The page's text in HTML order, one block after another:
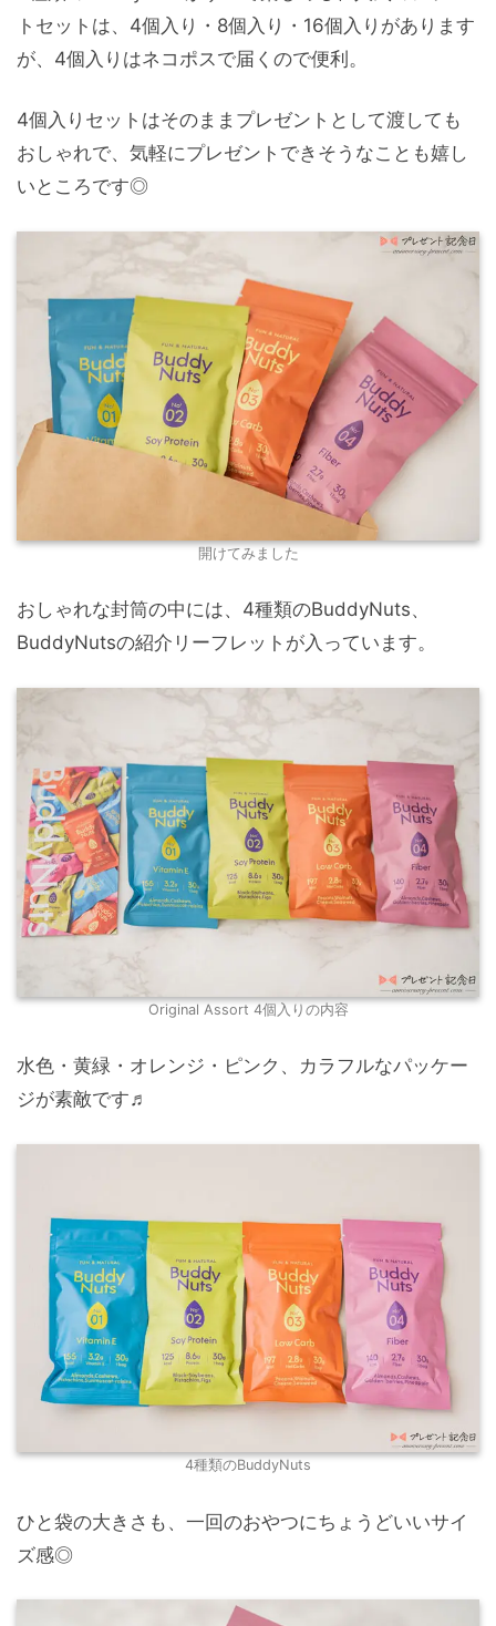
トセットは、4個入り・8個入り・16個入りがあります
が、4個入りはネコポスで届くので便利。
4個入りセットはそのままプレゼントとして渡しても
おしゃれで、気軽にプレゼントできそうなことも嬉し
いところです◎
開けてみました
おしゃれな封筒の中には、4種類のBuddyNuts、
BuddyNutsの紹介リーフレットが入っています。
Original Assort 4個入りの内容
水色・黄緑・オレンジ・ピンク、カラフルなパッケー
ジが素敵です♬
4種類のBuddyNuts
ひと袋の大きさも、一回のおやつにちょうどいいサイ
ズ感◎